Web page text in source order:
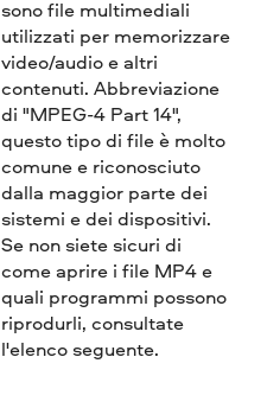
sono file multimediali
utilizzati per memorizzare
video/audio e altri
contenuti. Abbreviazione
di "MPEG-4 Part 14",
questo tipo di file è molto
comune e riconosciuto
dalla maggior parte dei
sistemi e dei dispositivi.
Se non siete sicuri di
come aprire i file MP4 e
quali programmi possono
riprodurli, consultate
l'elenco seguente.